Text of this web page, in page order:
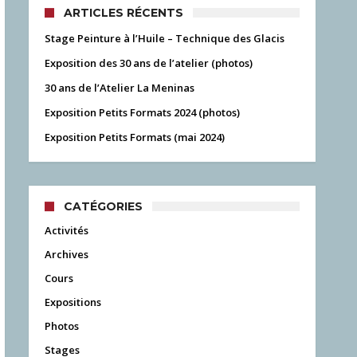
ARTICLES RÉCENTS
Stage Peinture à l’Huile – Technique des Glacis
Exposition des 30 ans de l’atelier (photos)
30 ans de l’Atelier La Meninas
Exposition Petits Formats 2024 (photos)
Exposition Petits Formats (mai 2024)
CATÉGORIES
Activités
Archives
Cours
Expositions
Photos
Stages